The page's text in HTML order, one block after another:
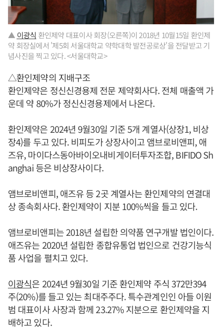
▲ 이광식 환인제약 대표이사 회장(오른쪽)이 2018년 10월15일 환인제
약 회장실에서 '제5회 서울대학교 약학대학 발전공로상'을 전달받고 기
념사진을 찍고 있다. <서울대학교>
△환인제약의 지배구조
환인제약은 정신신경용제 전문 제약회사다. 전체 매출액 가
운데 약 80%가 정신신경용제에서 나온다.
환인제약은 2024년 9월30일 기준 5개 계열사(상장1, 비상
장4)를 두고 있다. 비피도가 상장사이고 앰브로비앤피, 애
즈유, 마이다스동아바이오내비게이터투자조합, BIFIDO Sh
anghai 등은 비상장사이다.
앰브로비앤피, 애즈유 등 2곳 계열사는 환인제약의 연결대
상 종속회사다. 환인제약이 지분 100%씩을 들고 있다.
앰브로비앤피는 2018년 설립한 의약품 연구개발 법인이다.
애즈유는 2020년 설립한 종합유통업 법인으로 건강기능식
품 사업을 펼치고 있다.
이광식은 2024년 9월30일 기준 환인제약 주식 372만394
주(20%)를 들고 있는 최대주주다. 특수관계인인 아들 이원
범 대표이사 사장과 함께 23.27% 지분으로 환인제약을 지
배하고 있다.